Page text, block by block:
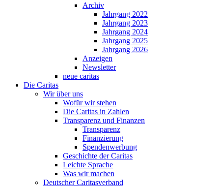
Archiv
Jahrgang 2022
Jahrgang 2023
Jahrgang 2024
Jahrgang 2025
Jahrgang 2026
Anzeigen
Newsletter
neue caritas
Die Caritas
Wir über uns
Wofür wir stehen
Die Caritas in Zahlen
Transparenz und Finanzen
Transparenz
Finanzierung
Spendenwerbung
Geschichte der Caritas
Leichte Sprache
Was wir machen
Deutscher Caritasverband